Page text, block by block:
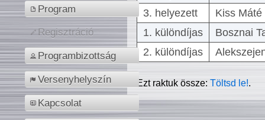
Program
Regisztráció
Programbizottság
Versenyhelyszín
Kapcsolat
3. helyezett
Kiss
1. különdíjas
Bosznai
2. különdíjas
Ezt raktuk össze:Töltsd le!.